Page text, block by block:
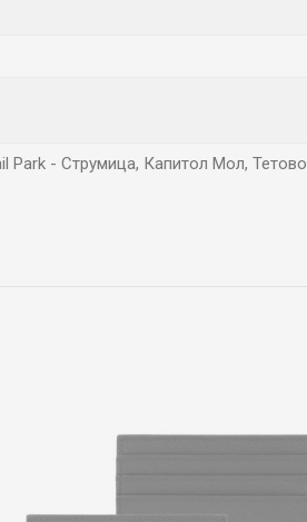
Park - Струмица, Капитол Мол, Тетово